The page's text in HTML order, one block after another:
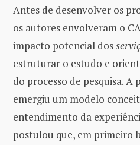
Antes de desenvolver os
os autores envolveram o
impacto potencial dos
estruturar o estudo e
do processo de pesquisa. A
emergiu um modelo
entendimento da
postulou que, em primeiro